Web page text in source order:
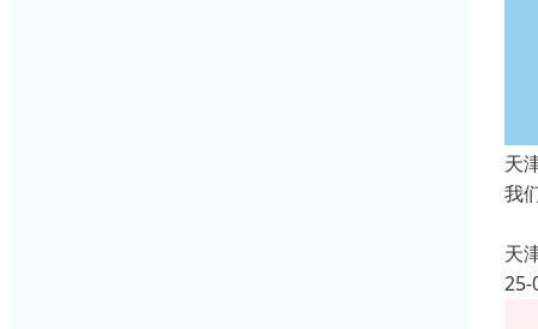
天
我
天
25-